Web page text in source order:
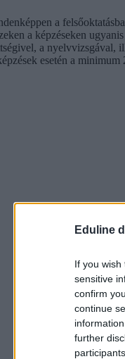
Eduline
If you
sensitive
confirm
continue
further
a
a képzéseken
a nyelvvizsgával,
esetén a